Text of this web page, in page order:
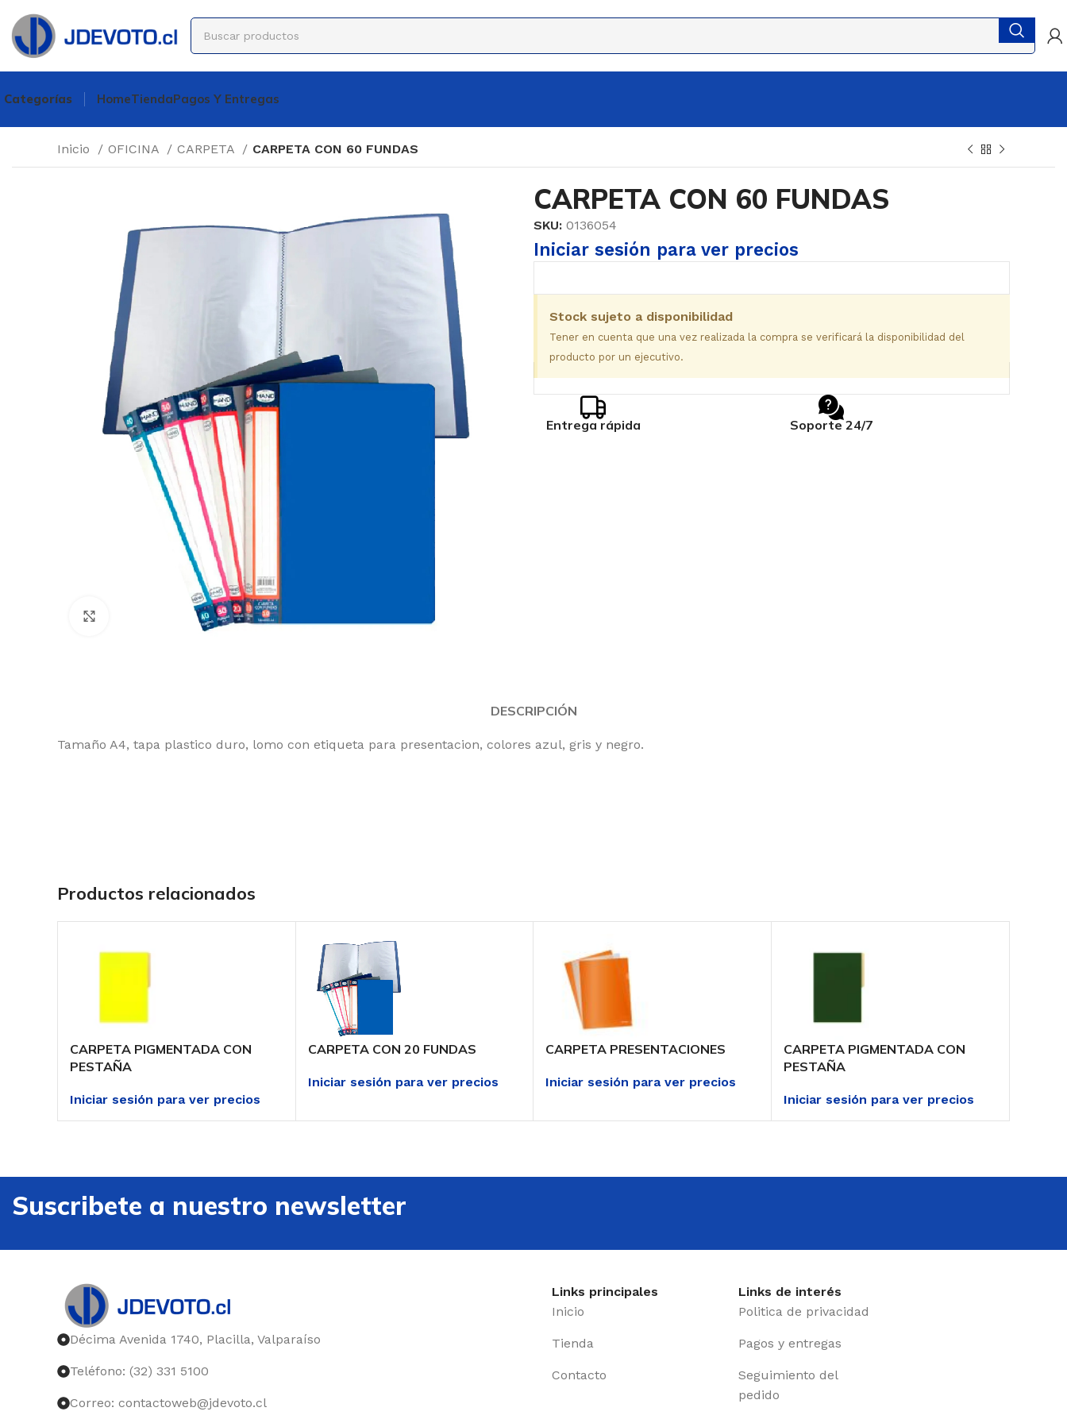
Categorías HomeTiendaPagos Y Entregas
Inicio OFICINA CARPETA CARPETA CON 60 FUNDAS
Clic para ampliar
CARPETA CON 60 FUNDAS
SKU: 0136054
Iniciar sesión para ver precios
Stock sujeto a disponibilidad
Tener en cuenta que una vez realizada la compra se verificará la disponibilidad del
producto por un ejecutivo.
Entrega rápida Soporte 24/7
DESCRIPCIÓN
Tamaño A4, tapa plastico duro, lomo con etiqueta para presentacion, colores azul, gris y negro.
Productos relacionados
CARPETA PIGMENTADA CON
PESTAÑA
Iniciar sesión para ver precios
CARPETA CON 20 FUNDAS
Iniciar sesión para ver precios
CARPETA PRESENTACIONES
Iniciar sesión para ver precios
CARPETA PIGMENTADA CON
PESTAÑA
Iniciar sesión para ver precios
Suscribete a nuestro newsletter
Décima Avenida 1740, Placilla, Valparaíso
Teléfono: (32) 331 5100
Correo: contactoweb@jdevoto.cl
Links principales
Inicio
Tienda
Contacto
Links de interés
Politica de privacidad
Pagos y entregas
Seguimiento del
pedido